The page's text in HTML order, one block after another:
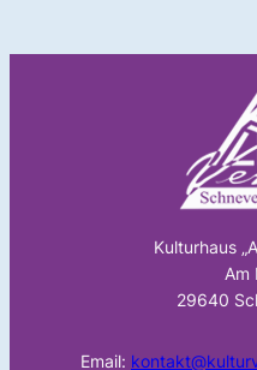
Kulturhaus
Am
29640
Email: